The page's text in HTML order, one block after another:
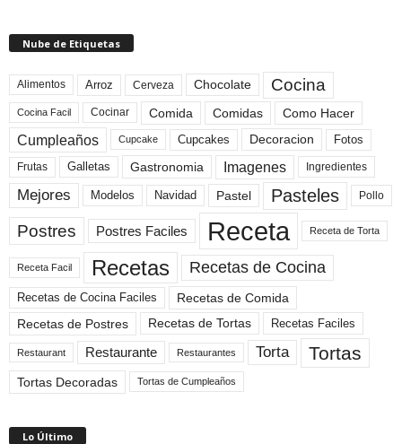
Nube de Etiquetas
Alimentos Arroz Cerveza Chocolate Cocina
Cocina Facil Cocinar Comida Comidas Como Hacer
Cumpleaños Cupcake Cupcakes Decoracion Fotos
Frutas Galletas Gastronomia Imagenes Ingredientes
Mejores Modelos Navidad Pastel Pasteles Pollo
Postres Postres Faciles Receta Receta de Torta
Receta Facil Recetas Recetas de Cocina
Recetas de Cocina Faciles
Recetas de Comida
Recetas de Postres
Recetas de Tortas Recetas Faciles
Restaurant Restaurante Restaurantes Torta Tortas
Tortas Decoradas Tortas de Cumpleaños
Lo Último